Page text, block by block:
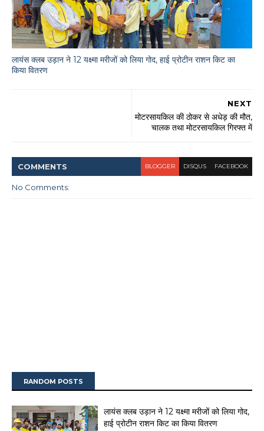
लायंस क्लब उड़ान ने 12 यक्ष्मा मरीजों को लिया गोद, हाई प्रोटीन राशन किट का
किया वितरण
NEXT
मोटरसायकिल की ठोकर से अधेड़ की मौत,
चालक तथा मोटरसायकिल गिरफ्त में
COMMENTS BLOGGER DISQUS FACEBOOK
No Comments:
RANDOM POSTS
लायंस क्लब उड़ान ने 12 यक्ष्मा मरीजों को लिया गोद,
हाई प्रोटीन राशन किट का किया वितरण